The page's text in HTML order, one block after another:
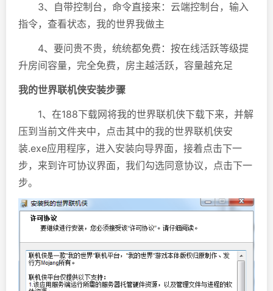
3、自带控制台，命令直接来：云端控制台，输入
指令，查看状态，我的世界我做主
4、要问贵不贵，统统都免费：按在线活跃等级提
升房间容量，完全免费，房主越活跃，容量越充足
我的世界联机侠安装步骤
1、在188下载网将我的世界联机侠下载下来，并解
压到当前文件夹中，点击其中的我的世界联机侠安
装.exe应用程序，进入安装向导界面，接着点击下一
步，来到许可协议界面，我们勾选同意协议，点击下一
步。